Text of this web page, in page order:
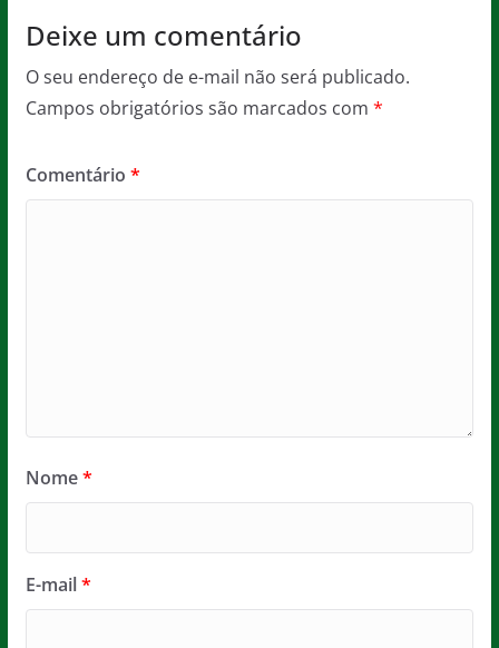
Deixe um comentário
O seu endereço de e-mail não será publicado.
Campos obrigatórios são marcados com *
Comentário *
Nome*
E-mail*